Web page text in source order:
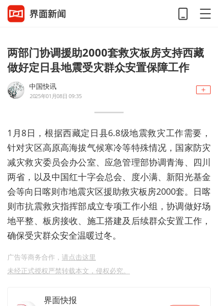
两部门协调援助2000套救灾板房支持西藏
做好定日县地震受灾群众安置保障工作
中国快讯
2025年01月08日 09:35
1月8日，根据西藏定日县6.8级地震救灾工作需要，
针对灾区高原高海拔气候寒冷等特殊情况，国家防灾
减灾救灾委员会办公室、应急管理部协调青海、四川
两省，以及中国红十字会总会、度小满、新阳光基金
会等向日喀则市地震灾区援助救灾板房2000套。日喀
则市抗震救灾指挥部成立专项工作小组，协调做好场
地平整、板房接收、施工搭建及后续群众安置工作，
确保受灾群众安全温暖过冬。
广告等商务合作， 请点击这里
未经正式授权严禁转载本文，侵权必究。
界面快报